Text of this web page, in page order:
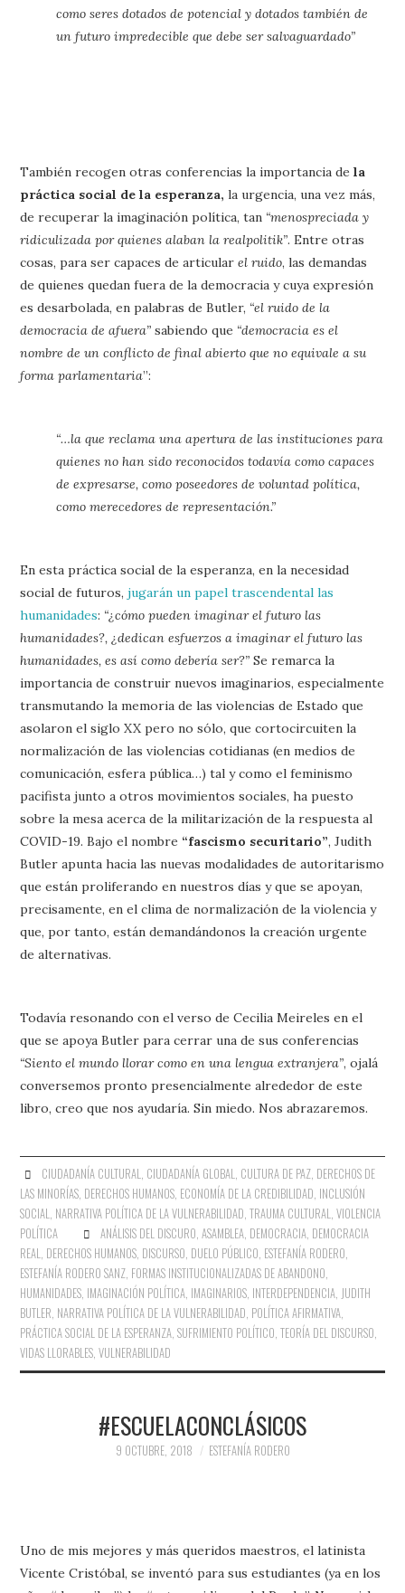
como seres dotados de potencial y dotados también de
un futuro impredecible que debe ser salvaguardado”
También recogen otras conferencias la importancia dela
práctica social de la esperanza,la urgencia, una vez más,
de recuperar la imaginación política, tan “menospreciada y
ridiculizada por quienes alaban la realpolitik”. Entre otras
cosas, para ser capaces de articularel ruido, las demandas
de quienes quedan fuera de la democracia y cuya expresión
es desarbolada, en palabras de Butler, “el ruido de la
democracia de afuera” sabiendo que “democracia es el
nombre de un conflicto de final abierto que no equivale a su
forma parlamentaria”:
“…la que reclama una apertura de las instituciones para
quienes no han sido reconocidos todavía como capaces
de expresarse, como poseedores de voluntad política,
como merecedores de representación.”
En esta práctica social de la esperanza, en la necesidad
social de futuros,jugarán un papel trascendental las
humanidades: “¿cómo pueden imaginar el futuro las
humanidades?, ¿dedican esfuerzos a imaginar el futuro las
humanidades, es así como debería ser?” Se remarca la
importancia de construir nuevos imaginarios, especialmente
transmutando la memoria de las violencias de Estado que
asolaron el siglo XX pero no sólo, que cortocircuiten la
normalización de las violencias cotidianas (en medios de
comunicación, esfera pública…) tal y como el feminismo
pacifista junto a otros movimientos sociales, ha puesto
sobre la mesa acerca de la militarización de la respuesta al
COVID-19. Bajo el nombre “fascismo securitario”, Judith
Butler apunta hacia las nuevas modalidades de autoritarismo
que están proliferando en nuestros días y que se apoyan,
precisamente, en el clima de normalización de la violencia y
que, por tanto, están demandándonos la creación urgente
de alternativas.
Todavía resonando con el verso de Cecilia Meireles en el
que se apoya Butler para cerrar una de sus conferencias
“Siento el mundo llorar como en una lengua extranjera”, ojalá
conversemos pronto presencialmente alrededor de este
libro, creo que nos ayudaría. Sin miedo. Nos abrazaremos.
CIUDADANÍA CULTURAL CIUDADANÍA GLOBAL CULTURA DE PAZ, DERECHOS DE
LAS MINORÍAS DERECHOS HUMANOS ECONOMÍA DE LA CREDIBILIDAD INCLUSIÓN
SOCIAL NARRATIVA POLÍTICA DE LA VULNERABILIDAD ,TRAUMA CULTURAL ,VIOLENCIA
POLÍTICA
ANÁLISIS DEL DISCURO ASAMBLEA, DEMOCRACIA, DEMOCRACIA
REAL DERECHOS HUMANOS DISCURSO DUELO PÚBLICO ESTEFANÍA RODERO
ESTEFANÍA RODERO SANZ FORMAS INSTITUCIONALIZADAS DE ABANDONO
HUMANIDADES IMAGINACIÓN POLÍTICA IMAGINARIOS INTERDEPENDENCIA JUDITH
BUTLER NARRATIVA POLÍTICA DE LA VULNERABILIDAD POLÍTICA AFIRMATIVA
PRÁCTICA SOCIAL DE LA ESPERANZA ,SUFRIMIENTO POLÍTICO ,TEORÍA DEL DISCURSO
VIDAS LLORABLES ,VULNERABILIDAD
#ESCUELACONCLÁSICOS
9 OCTUBRE, 2018 ESTEFANÍA RODERO
Uno de mis mejores y más queridos maestros, el latinista
Vicente Cristóbal, se inventó para sus estudiantes (ya en los